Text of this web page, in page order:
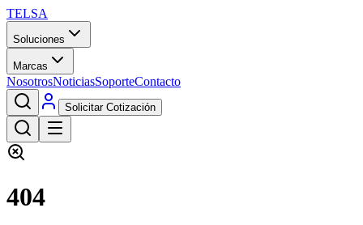
TELSA
Soluciones
Marcas
NosotrosNoticiasSoporteContacto
Solicitar Cotización
404